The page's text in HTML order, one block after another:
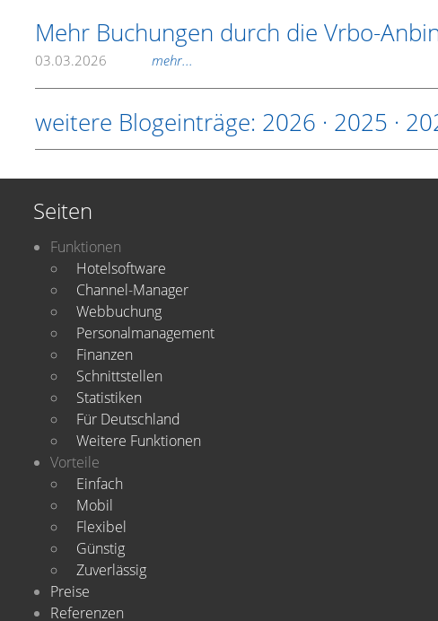
Mehr Buchungen durch die Vrbo-
03.03.2026 mehr...
weitere Blogeinträge: 2026 · 2025 ·
Seiten
Funktionen
Hotelsoftware
Channel-Manager
Webbuchung
Personalmanagement
Finanzen
Schnittstellen
Statistiken
Für Deutschland
Weitere Funktionen
Vorteile
Einfach
Mobil
Flexibel
Günstig
Zuverlässig
Preise
Referenzen